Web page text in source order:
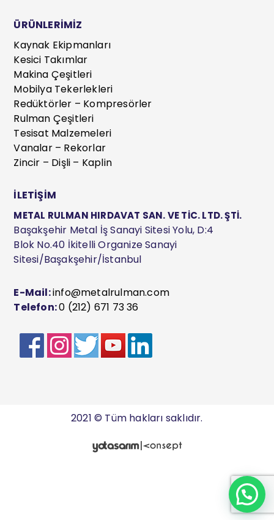
ÜRÜNLERİMİZ
Kaynak Ekipmanları
Kesici Takımlar
Makina Çeşitleri
Mobilya Tekerlekleri
Redüktörler – Kompresörler
Rulman Çeşitleri
Tesisat Malzemeleri
Vanalar – Rekorlar
Zincir – Dişli – Kaplin
İLETİŞİM
METAL RULMAN HIRDAVAT SAN. VE TİC. LTD. ŞTİ.
Başakşehir Metal İş Sanayi Sitesi Yolu, D:4
Blok No.40 İkitelli Organize Sanayi
Sitesi/Başakşehir/İstanbul
E-Mail:info@metalrulman.com
Telefon:0 (212) 671 73 36
2021 © Tüm hakları saklıdır.